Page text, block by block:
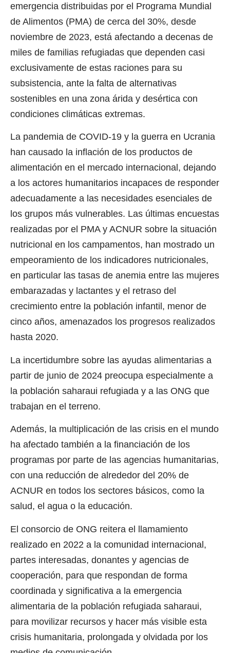
emergencia distribuidas por el Programa Mundial
de Alimentos (PMA) de cerca del 30%, desde
noviembre de 2023, está afectando a decenas de
miles de familias refugiadas que dependen casi
exclusivamente de estas raciones para su
subsistencia, ante la falta de alternativas
sostenibles en una zona árida y desértica con
condiciones climáticas extremas.
La pandemia de COVID-19 y la guerra en Ucrania
han causado la inflación de los productos de
alimentación en el mercado internacional, dejando
a los actores humanitarios incapaces de responder
adecuadamente a las necesidades esenciales de
los grupos más vulnerables. Las últimas encuestas
realizadas por el PMA y ACNUR sobre la situación
nutricional en los campamentos, han mostrado un
empeoramiento de los indicadores nutricionales,
en particular las tasas de anemia entre las mujeres
embarazadas y lactantes y el retraso del
crecimiento entre la población infantil, menor de
cinco años, amenazados los progresos realizados
hasta 2020.
La incertidumbre sobre las ayudas alimentarias a
partir de junio de 2024 preocupa especialmente a
la población saharaui refugiada y a las ONG que
trabajan en el terreno.
Además, la multiplicación de las crisis en el mundo
ha afectado también a la financiación de los
programas por parte de las agencias humanitarias,
con una reducción de alrededor del 20% de
ACNUR en todos los sectores básicos, como la
salud, el agua o la educación.
El consorcio de ONG reitera el llamamiento
realizado en 2022 a la comunidad internacional,
partes interesadas, donantes y agencias de
cooperación, para que respondan de forma
coordinada y significativa a la emergencia
alimentaria de la población refugiada saharaui,
para movilizar recursos y hacer más visible esta
crisis humanitaria, prolongada y olvidada por los